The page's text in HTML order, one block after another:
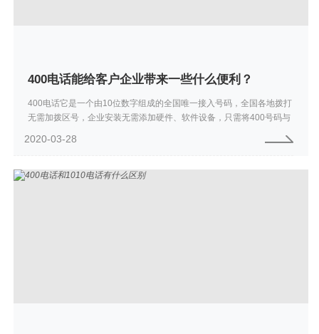
400电话能给客户企业带来一些什么便利？
400电话它是一个由10位数字组成的全国唯一接入号码，全国各地拨打
无需加拨区号，企业安装无需添加硬件、软件设备，只需将400号码与
机、手机...
2020-03-28